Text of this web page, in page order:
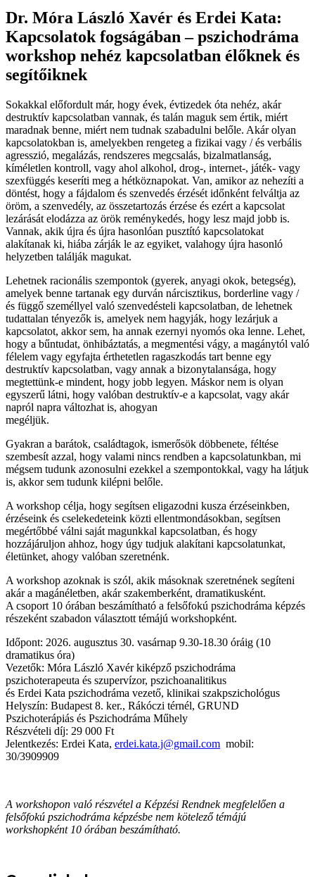
Dr. Móra László Xavér és Erdei Kata:
Kapcsolatok fogságában – pszichodráma
workshop nehéz kapcsolatban élőknek és
segítőiknek
Sokakkal előfordult már, hogy évek, évtizedek óta nehéz, akár
destruktív kapcsolatban vannak, és talán maguk sem értik, miért
maradnak benne, miért nem tudnak szabadulni belőle. Akár olyan
kapcsolatokban is, amelyekben rengeteg a fizikai vagy / és verbális
agresszió, megalázás, rendszeres megcsalás, bizalmatlanság,
kíméletlen kontroll, vagy ahol alkohol, drog-, internet-, játék- vagy
szexfüggés keseríti meg a hétköznapokat. Van, amikor az nehezíti a
döntést, hogy a fájdalom és szenvedés érzését időnként felváltja az
öröm, a szenvedély, az összetartozás érzése és ezért a kapcsolat
lezárását elodázza az örök reménykedés, hogy lesz majd jobb is.
Vannak, akik újra és újra hasonlóan pusztító kapcsolatokat
alakítanak ki, hiába zárják le az egyiket, valahogy újra hasonló
helyzetben találják magukat.
Lehetnek racionális szempontok (gyerek, anyagi okok, betegség),
amelyek benne tartanak egy durván nárcisztikus, borderline vagy /
és függő személlyel való szenvedésteli kapcsolatban, de lehetnek
tudattalan tényezők is, amelyek nem hagyják, hogy lezárjuk a
kapcsolatot, akkor sem, ha annak ezernyi nyomós oka lenne. Lehet,
hogy a bűntudat, önhibáztatás, a megmentési vágy, a magánytól való
félelem vagy egyfajta érthetetlen ragaszkodás tart benne egy
destruktív kapcsolatban, vagy annak a bizonytalansága, hogy
megtettünk-e mindent, hogy jobb legyen. Máskor nem is olyan
egyszerű látni, hogy valóban destruktív-e a kapcsolat, vagy akár
napról napra változhat is, ahogyan
megéljük.
Gyakran a barátok, családtagok, ismerősök döbbenete, féltése
szembesít azzal, hogy valami nincs rendben a kapcsolatunkban, mi
mégsem tudunk azonosulni ezekkel a szempontokkal, vagy ha látjuk
is, akkor sem tudunk kilépni belőle.
A workshop célja, hogy segítsen eligazodni kusza érzéseinkben,
érzéseink és cselekedeteink közti ellentmondásokban, segítsen
megértőbbé válni saját magunkkal kapcsolatban, és hogy
hozzájáruljon ahhoz, hogy úgy tudjuk alakítani kapcsolatunkat,
életünket, ahogy valóban szeretnénk.
A workshop azoknak is szól, akik másoknak szeretnének segíteni
akár a magánéletben, akár szakemberként, dramatikusként.
A csoport 10 órában beszámítható a felsőfokú pszichodráma képzés
részeként szabadon választott témájú workshopként.
Időpont: 2026. augusztus 30. vasárnap 9.30-18.30 óráig (10
dramatikus óra)
Vezetők: Móra László Xavér kiképző pszichodráma
pszichoterapeuta és szupervízor, pszichoanalitikus
és Erdei Kata pszichodráma vezető, klinikai szakpszichológus
Helyszín: Budapest 8. ker., Rákóczi térnél, GRUND
Pszichoterápiás és Pszichodráma Műhely
Részvételi díj: 29 000 Ft
Jelentkezés: Erdei Kata, erdei.kata.j@gmail.com mobil:
30/3909909
A workshopon való részvétel a Képzési Rendnek megfelelően a
felsőfokú pszichodráma képzésbe nem kötelező témájú
workshopként 10 órában beszámítható.